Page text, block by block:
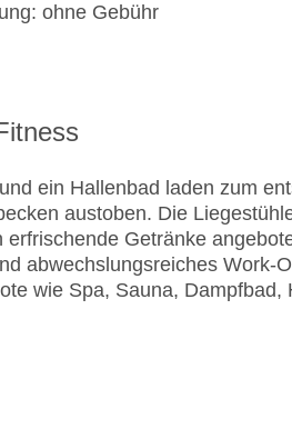
ohne Gebühr
ein Hallenbad laden zum
austoben. Die
erfrischende Getränke
abwechslungsreiches Work-
wie Spa, Sauna,